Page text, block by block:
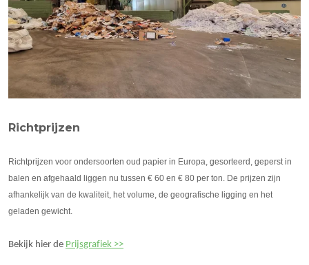
Richtprijzen
Richtprijzen voor ondersoorten oud papier in Europa, gesorteerd, geperst in
balen en afgehaald liggen nu tussen € 60 en € 80 per ton. De prijzen zijn
afhankelijk van de kwaliteit, het volume, de geografische ligging en het
geladen gewicht.
Bekijk hier de Prijsgrafiek >>